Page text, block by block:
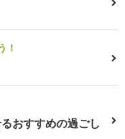
！
おすすめの過ごし